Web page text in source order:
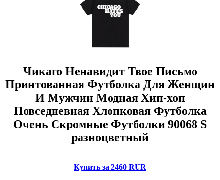
Чикаго Ненавидит Твое Письмо
Принтованная Футболка Для Женщин
И Мужчин Модная Хип-хоп
Повседневная Хлопковая Футболка
Очень Скромные Футболки 90068 S
разноцветный
Купить за 2460 RUR